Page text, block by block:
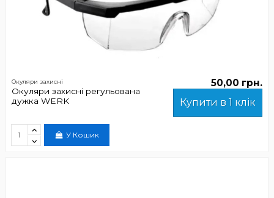
Окуляри захисні
Окуляри захисні регульована
дужка WERK
50,00 грн.
Купити в 1 клік
У Кошик